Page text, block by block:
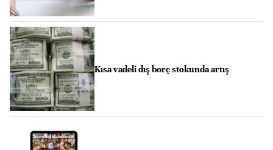
Kısa vadeli dış borç stokunda artış